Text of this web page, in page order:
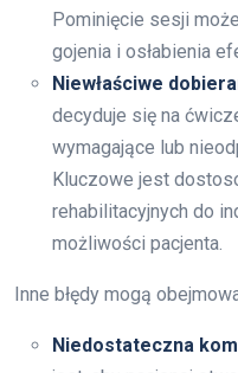
Pominięcie sesji
gojenia i osłabienia
Niewłaściwe
decyduje się na
wymagające lub
Kluczowe jest
rehabilitacyjnych do
możliwości pacjenta.
Inne błędy mogą
Niedostateczna